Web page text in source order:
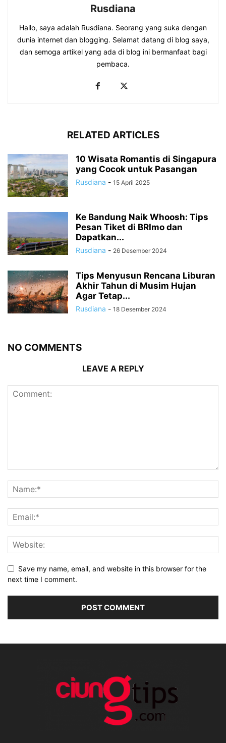
Rusdiana
Hallo, saya adalah Rusdiana. Seorang yang suka dengan
dunia internet dan blogging. Selamat datang di blog saya,
dan semoga artikel yang ada di blog ini bermanfaat bagi
pembaca.
RELATED ARTICLES
10 Wisata Romantis di Singapura
yang Cocok untuk Pasangan
Rusdiana - 15 April 2025
Ke Bandung Naik Whoosh: Tips
Pesan Tiket di BRImo dan
Dapatkan...
Rusdiana - 26 Desember 2024
Tips Menyusun Rencana Liburan
Akhir Tahun di Musim Hujan
Agar Tetap...
Rusdiana - 18 Desember 2024
NO COMMENTS
LEAVE A REPLY
Save my name, email, and website in this browser for the
next time I comment.